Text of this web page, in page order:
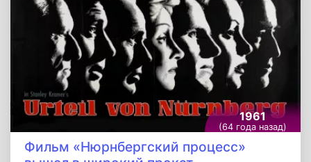
водружен флаг СССР.
1961
(64 года назад)
Фильм «Нюрнбергский процесс»